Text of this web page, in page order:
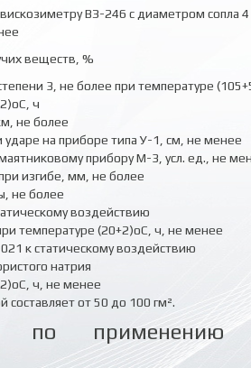
вискозиметру ВЗ-246 с диаметром сопла
веществ, %
3, не более при температуре
ч
не более
ударе на приборе типа У-1, см, не менее
прибору М-3, усл. ед., не
изгибе, мм, не более
не более
воздействию
температуре (20+2)оС, ч, не менее
к статическому воздействию
натрия
ч, не менее
составляет от 50 до 100 гм².
по применению